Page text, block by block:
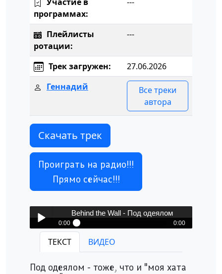
программах:
Плейлисты
ротации:
---
Трек загружен:
27.06.2026
Геннадий
Все треки
автора
Скачать трек
Проиграть на радио!!!
Прямо сейчас!!!
Behind the Wall - Под одеялом
0:00 0:00
Behind the Wall - Под одеялом
ТЕКСТ ВИДЕО
Под одеялом - тоже, что и "моя хата